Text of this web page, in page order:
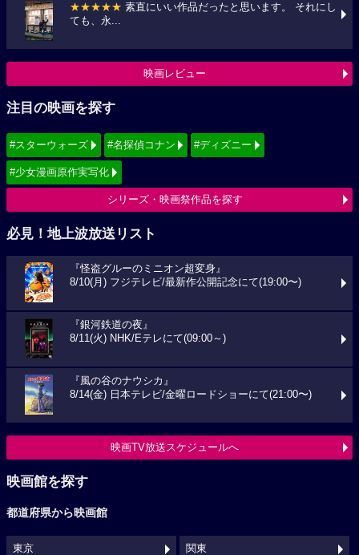
★★★★★ 素直にいい作品だったと思います。 それにし
ても、永...
映画レビュー
注目の映画を探す
#スターウォーズ #名探偵コナン #ディズニー
#少女漫画原作実写化
シリーズ・映画祭作品を探す
必見！地上波放送リスト
『怪盗グルーのミニオン超変身』
8/10(月) フジテレビ/最新作公開記念にて(19:00〜)
『銀河鉄道の夜』
8/11(火) NHK/Eテレにて(09:00～)
『風の谷のナウシカ』
8/14(金) 日本テレビ/金曜ロードショーにて(21:00〜)
映画TV放送スケジュールへ
映画館を探す
都道府県から映画館
東京 関東